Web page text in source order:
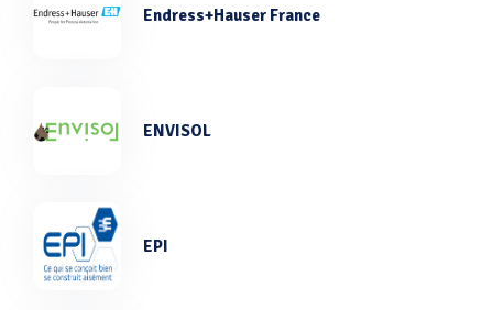
Endress+Hauser France
ENVISOL
EPI